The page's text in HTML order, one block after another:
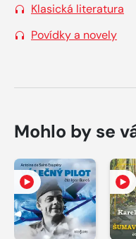
Klasická literatura
Povídky a novely
Mohlo by se